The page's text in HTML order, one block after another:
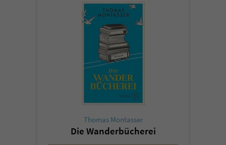
Thomas Montasser
Die Wanderbücherei